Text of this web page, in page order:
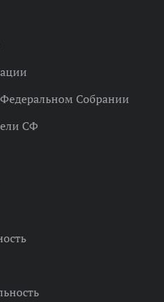
Собрании
СФ